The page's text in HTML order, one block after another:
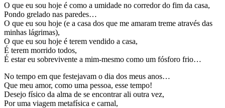
O que eu sou hoje é como a umidade no corredor do fim da casa,
Pondo grelado nas paredes…
O que eu sou hoje (e a casa dos que me amaram treme através das
minhas lágrimas),
O que eu sou hoje é terem vendido a casa,
É terem morrido todos,
É estar eu sobrevivente a mim-mesmo como um fósforo frio…
No tempo em que festejavam o dia dos meus anos…
Que meu amor, como uma pessoa, esse tempo!
Desejo físico da alma de se encontrar ali outra vez,
Por uma viagem metafísica e carnal,